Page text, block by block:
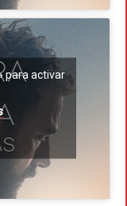
para activar